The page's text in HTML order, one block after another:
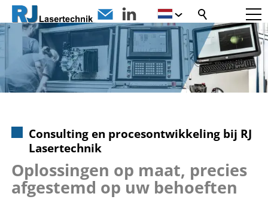
Consulting en procesontwikkeling bij RJ
Lasertechnik
Oplossingen op maat, precies
afgestemd op uw behoeften